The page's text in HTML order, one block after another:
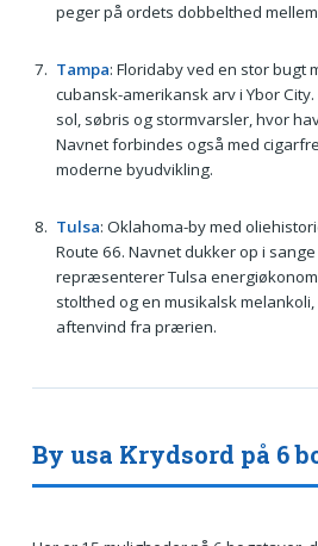
peger på ordets dobbelthed
Tampa: Floridaby ved en stor bugt
cubansk-amerikansk arv i Ybor
sol, søbris og stormvarsler, hvor
Navnet forbindes også med
moderne byudvikling.
Tulsa: Oklahoma-by med
Route 66. Navnet dukker op i
repræsenterer Tulsa
stolthed og en musikalsk
aftenvind fra prærien.
By usa Krydsord på 6